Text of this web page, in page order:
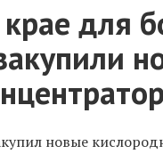
для
новые